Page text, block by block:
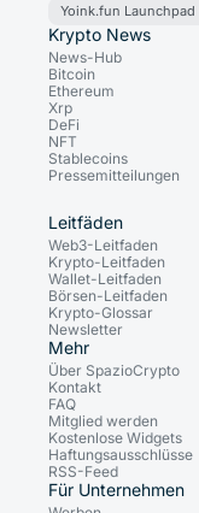
Yoink.fun Launchpad
Krypto News
News-Hub
Bitcoin
Ethereum
Xrp
DeFi
NFT
Stablecoins
Pressemitteilungen
Leitfäden
Web3-Leitfaden
Krypto-Leitfaden
Wallet-Leitfaden
Börsen-Leitfaden
Krypto-Glossar
Newsletter
Mehr
Über SpazioCrypto
Kontakt
FAQ
Mitglied werden
Kostenlose Widgets
Haftungsausschlüsse
RSS-Feed
Für Unternehmen